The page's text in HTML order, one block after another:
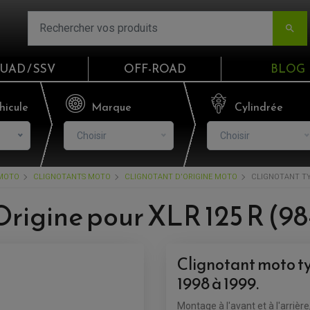

Email
Mot de passe
/ SSV OFF-ROAD BLOG
Marque
Choisir
Cylindrée
Choisir
CLIGNOTANTS MOTO CLIGNOTANT D'ORIGINE MOTO CLIGNOTANT
pour XLR 125 R
Clignotant moto
1998 à 1999.
Montage à l'avant et à